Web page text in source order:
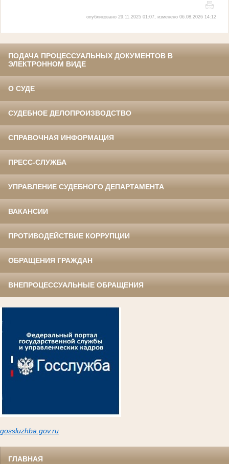
опубликовано 29.11.2025 01:07, изменено 06.08.2026 14:12
ПОДАЧА ПРОЦЕССУАЛЬНЫХ ДОКУМЕНТОВ В
ЭЛЕКТРОННОМ ВИДЕ
О СУДЕ
СУДЕБНОЕ ДЕЛОПРОИЗВОДСТВО
СПРАВОЧНАЯ ИНФОРМАЦИЯ
ПРЕСС-СЛУЖБА
УПРАВЛЕНИЕ СУДЕБНОГО ДЕПАРТАМЕНТА
ВАКАНСИИ
ПРОТИВОДЕЙСТВИЕ КОРРУПЦИИ
ОБРАЩЕНИЯ ГРАЖДАН
ВНЕПРОЦЕССУАЛЬНЫЕ ОБРАЩЕНИЯ
gossluzhba.gov.ru
ГЛАВНАЯ